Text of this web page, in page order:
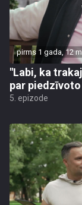
pirms 1 gada, 12
"Labi, ka
par
5. epizode